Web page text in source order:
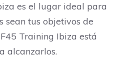
es el lugar ideal para
sean tus objetivos de
Training Ibiza está
alcanzarlos.